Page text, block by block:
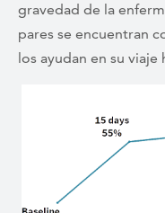
gravedad de la
pares se encuentran
los ayudan en su viaje